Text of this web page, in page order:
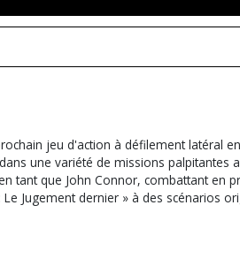
jeu d'action à défilement latéral
une variété de missions
tant que John Connor, combattant
Jugement dernier » à des scénarios